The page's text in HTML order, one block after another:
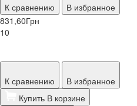
К сравнению
В избранное
831,60Грн
10
К сравнению
В избранное
Купить В корзине